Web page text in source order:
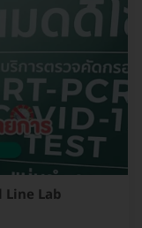
Line Lab